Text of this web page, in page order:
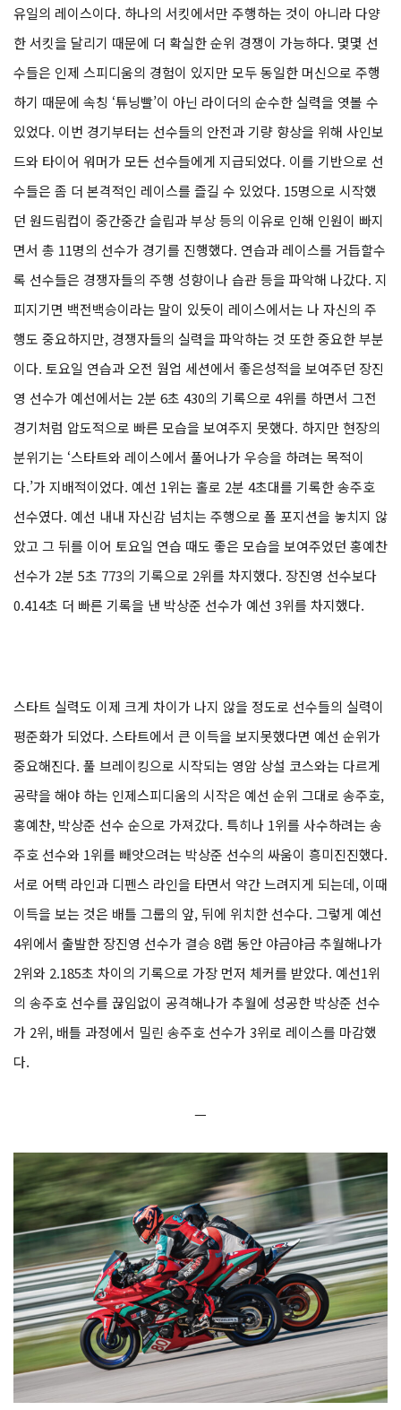
유일의 레이스이다. 하나의 서킷에서만 주행하는 것이 아니라 다양
한 서킷을 달리기 때문에 더 확실한 순위 경쟁이 가능하다. 몇몇 선
수들은 인제 스피디움의 경험이 있지만 모두 동일한 머신으로 주행
하기 때문에 속칭 ‘튜닝빨’이 아닌 라이더의 순수한 실력을 엿볼 수
있었다. 이번 경기부터는 선수들의 안전과 기량 향상을 위해 사인보
드와 타이어 워머가 모든 선수들에게 지급되었다. 이를 기반으로 선
수들은 좀 더 본격적인 레이스를 즐길 수 있었다. 15명으로 시작했
던 원드림컵이 중간중간 슬립과 부상 등의 이유로 인해 인원이 빠지
면서 총 11명의 선수가 경기를 진행했다. 연습과 레이스를 거듭할수
록 선수들은 경쟁자들의 주행 성향이나 습관 등을 파악해 나갔다. 지
피지기면 백전백승이라는 말이 있듯이 레이스에서는 나 자신의 주
행도 중요하지만, 경쟁자들의 실력을 파악하는 것 또한 중요한 부분
이다. 토요일 연습과 오전 웜업 세션에서 좋은성적을 보여주던 장진
영 선수가 예선에서는 2분 6초 430의 기록으로 4위를 하면서 그전
경기처럼 압도적으로 빠른 모습을 보여주지 못했다. 하지만 현장의
분위기는 ‘스타트와 레이스에서 풀어나가 우승을 하려는 목적이
다.’가 지배적이었다. 예선 1위는 홀로 2분 4초대를 기록한 송주호
선수였다. 예선 내내 자신감 넘치는 주행으로 폴 포지션을 놓치지 않
았고 그 뒤를 이어 토요일 연습 때도 좋은 모습을 보여주었던 홍예찬
선수가 2분 5초 773의 기록으로 2위를 차지했다. 장진영 선수보다
0.414초 더 빠른 기록을 낸 박상준 선수가 예선 3위를 차지했다.
스타트 실력도 이제 크게 차이가 나지 않을 정도로 선수들의 실력이
평준화가 되었다. 스타트에서 큰 이득을 보지못했다면 예선 순위가
중요해진다. 풀 브레이킹으로 시작되는 영암 상설 코스와는 다르게
공략을 해야 하는 인제스피디움의 시작은 예선 순위 그대로 송주호,
홍예찬, 박상준 선수 순으로 가져갔다. 특히나 1위를 사수하려는 송
주호 선수와 1위를 빼앗으려는 박상준 선수의 싸움이 흥미진진했다.
서로 어택 라인과 디펜스 라인을 타면서 약간 느려지게 되는데, 이때
이득을 보는 것은 배틀 그룹의 앞, 뒤에 위치한 선수다. 그렇게 예선
4위에서 출발한 장진영 선수가 결승 8랩 동안 야금야금 추월해나가
2위와 2.185초 차이의 기록으로 가장 먼저 체커를 받았다. 예선1위
의 송주호 선수를 끊임없이 공격해나가 추월에 성공한 박상준 선수
가 2위, 배틀 과정에서 밀린 송주호 선수가 3위로 레이스를 마감했
다.
ㅡ